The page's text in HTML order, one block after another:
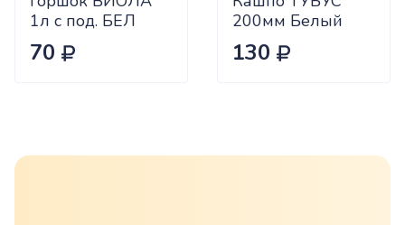
1л с под. БЕЛ
БШ1529 (20)
70
200мм Белый
ротанг М 3165(8)
130